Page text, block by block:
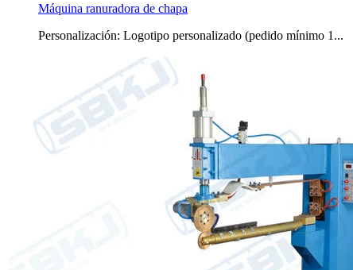
Máquina ranuradora de chapa
Personalización: Logotipo personalizado (pedido mínimo 1...